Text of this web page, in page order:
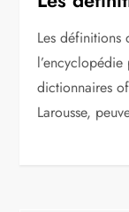
Les
dictionnaires
Larousse,